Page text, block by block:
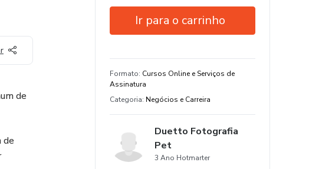
de
de
Ir para o carrinho
Estude do seu jeito e em qualquer
dispositivo
Formato: Cursos Online e Serviços de
Assinatura
Categoria: Negócios e Carreira
Duetto Fotografia
Pet
3 Ano Hotmarter